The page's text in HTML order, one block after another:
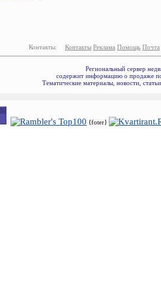
Контакты: Контакты Реклама Помощь Почта
Региональный сервер
содержит информацию о продаже
Тематические материалы, новости,
{foter}